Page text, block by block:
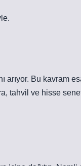
arıyor. Bu kavram
tahvil ve hisse